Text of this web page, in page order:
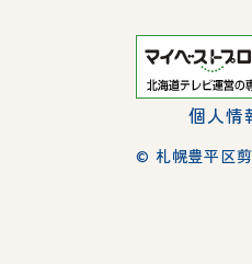
個人情
© 札幌豊平区剪